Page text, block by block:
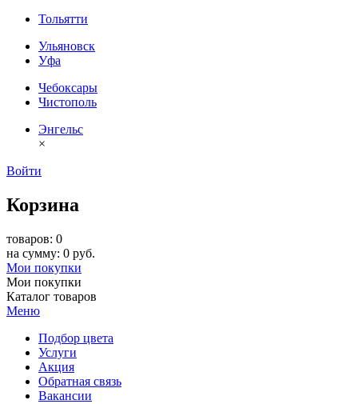
Тольятти
Ульяновск
Уфа
Чебоксары
Чистополь
Энгельс
×
Войти
Корзина
товаров: 0
на сумму: 0 руб.
Мои покупки
Мои покупки
Каталог товаров
Меню
Подбор цвета
Услуги
Акция
Обратная связь
Вакансии